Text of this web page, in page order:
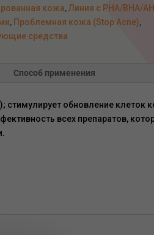
кожа,Линия с РНА/ВНА/
, Проблемная кожа (Stop Acne),
средства
Способ применения
стимулирует обновление клеток
всех препаратов,